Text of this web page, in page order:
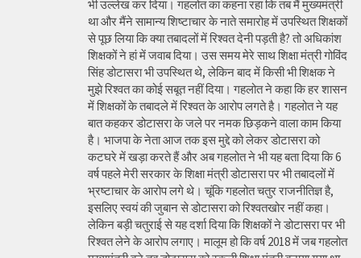
भी उल्लेख कर दिया। गहलोत का कहना रहा कि तब मैं मुख्यमंत्री
था और मैंने सामान्य शिष्टाचार के नाते समारोह में उपस्थित शिक्षकों
से पूछ लिया कि क्या तबादलों में रिश्वत देनी पड़ती है? तो अधिकांश
शिक्षकों ने हां में जवाब दिया। उस समय मेरे साथ शिक्षा मंत्री गोविंद
सिंह डोटासरा भी उपस्थित थे, लेकिन बाद में किसी भी शिक्षक ने
मुझे रिश्वत का कोई सबूत नहीं दिया। गहलोत ने कहा कि हर शासन
में शिक्षकों के तबादले में रिश्वत के आरोप लगते है। गहलोत ने यह
बात कहकर डोटासरा के जले पर नमक छिड़कने वाला काम किया
है। भाजपा के नेता आज तक इस मुद्दे को लेकर डोटासरा को
कटघरे में खड़ा करते हैं और अब गहलोत ने भी यह बता दिया कि 6
वर्ष पहले मेरी सरकार के शिक्षा मंत्री डोटासरा पर भी तबादलों में
भ्रष्टाचार के आरोप लगे थे। चूंकि गहलोत चतुर राजनीतिज्ञ है,
इसलिए स्वयं की जुबान से डोटासरा को रिश्वतखोर नहीं कहा।
लेकिन बड़ी चतुराई से यह दर्शा दिया कि शिक्षकों ने डोटासरा पर भी
रिश्वत लेने के आरोप लगाए। मालूम हो कि वर्ष 2018 में जब गहलोत